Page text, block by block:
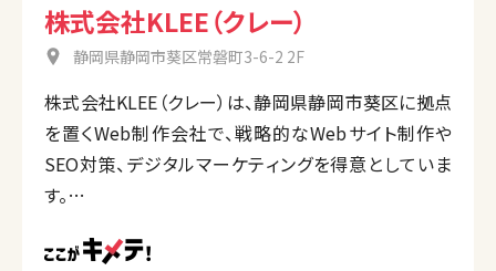
株式会社KLEE（クレー）
静岡県静岡市葵区常磐町3-6-2 2F
株式会社KLEE（クレー）は、静岡県静岡市葵区に拠点
を置くWeb制作会社で、戦略的なWebサイト制作や
SEO対策、デジタルマーケティングを得意としていま
す。
の価値を持つ」インタラクティブなWebサイトを提案